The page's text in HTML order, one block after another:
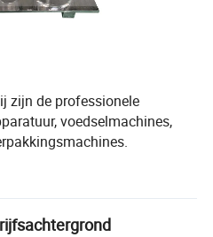
zijn de professionele
voedselmachines,
hebben een professioneel
ontwerpt, onderzoekt en
van de klant, en dat een